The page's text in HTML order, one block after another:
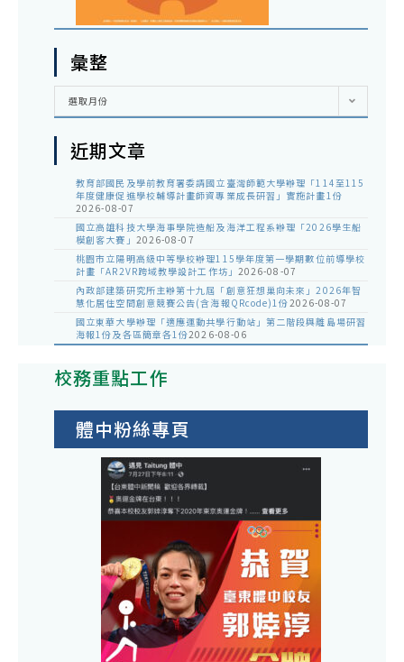
彙整
彙
選取月份
近期文章
教育部國民及學前教育署委請國立臺灣師範大學辦理「114至115
年度健康促進學校輔導計畫師資專業成長研習」實施計畫1份
2026-08-07
國立高雄科技大學海事學院造船及海洋工程系辦理「2026學生船
模創客大賽」 2026-08-07
桃園市立陽明高級中等學校辦理115學年度第一學期數位前導學校
計畫「AR2VR跨域教學設計工作坊」 2026-08-07
內政部建築研究所主辦第十九屆「創意狂想巢向未來」2026年智
慧化居住空間創意競賽公告(含海報QRcode)1份2026-08-07
國立東華大學辦理「適應運動共學行動站」第二階段與離島場研習
海報1份及各區簡章各1份2026-08-06
校務重點工作
體中粉絲專頁